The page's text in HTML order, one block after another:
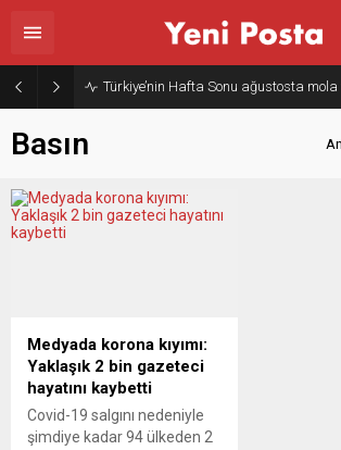
Türkiye’nin Hafta Sonu ağustosta mola
Basın
Medyada korona kıyımı:
Yaklaşık 2 bin gazeteci
hayatını kaybetti
Covid-19 salgını nedeniyle
şimdiye kadar 94 ülkeden 2